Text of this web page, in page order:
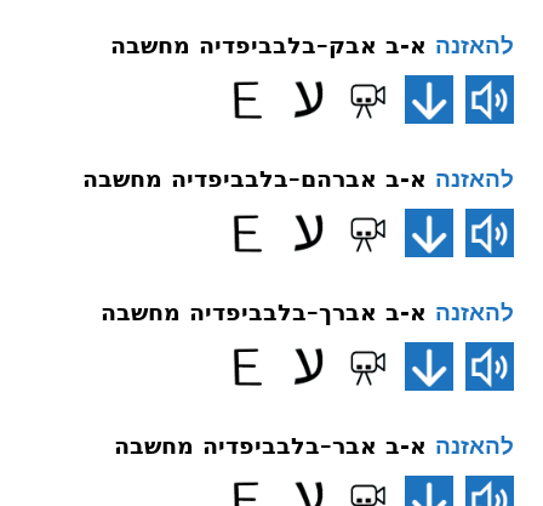
להאזנה א-ב אבק–בלבביפדיה מחשבה
להאזנה א-ב אברהם–בלבביפדיה מחשבה
להאזנה א-ב אברך–בלבביפדיה מחשבה
להאזנה א-ב אבר–בלבביפדיה מחשבה